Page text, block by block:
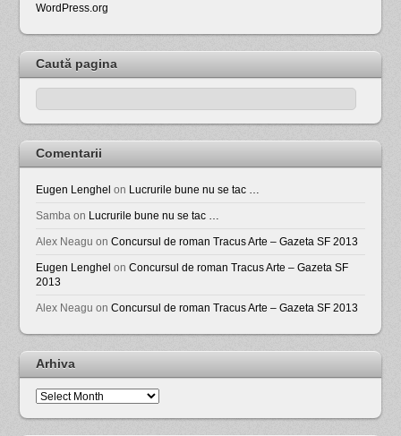
WordPress.org
Caută pagina
Comentarii
Eugen Lenghel on Lucrurile bune nu se tac …
Samba on Lucrurile bune nu se tac …
Alex Neagu onConcursul de roman Tracus Arte – Gazeta SF 2013
Eugen Lenghel onConcursul de roman Tracus Arte – Gazeta SF
2013
Alex Neagu onConcursul de roman Tracus Arte – Gazeta SF 2013
Arhiva
Arhiva